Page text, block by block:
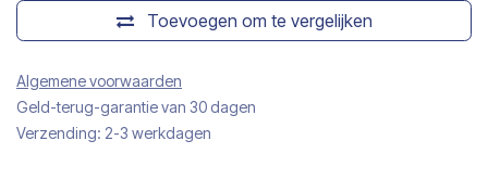
Toevoegen om te vergelijken
Algemene voorwaarden
Geld-terug-garantie van 30 dagen
Verzending: 2-3 werkdagen